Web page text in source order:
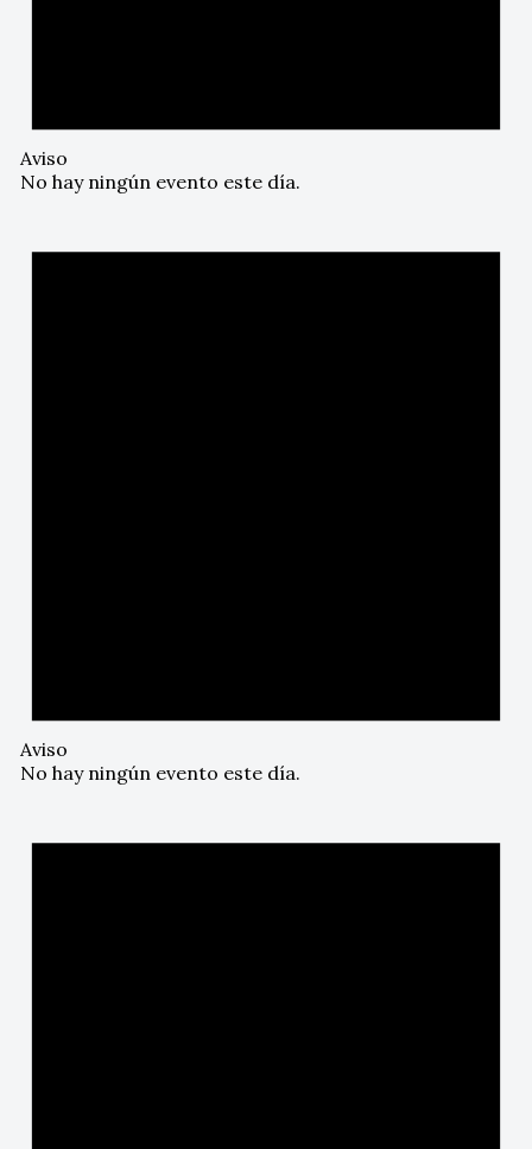
Aviso
No hay ningún evento este día.
Aviso
No hay ningún evento este día.